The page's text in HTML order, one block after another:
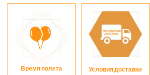
Время полета
Условия доставки